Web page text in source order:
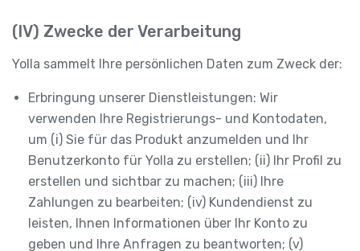
(IV) Zwecke der Verarbeitung
Yolla sammelt Ihre persönlichen Daten zum Zweck der:
Erbringung unserer Dienstleistungen: Wir
verwenden Ihre Registrierungs- und Kontodaten,
um (i) Sie für das Produkt anzumelden und Ihr
Benutzerkonto für Yolla zu erstellen; (ii) Ihr Profil zu
erstellen und sichtbar zu machen; (iii) Ihre
Zahlungen zu bearbeiten; (iv) Kundendienst zu
leisten, Ihnen Informationen über Ihr Konto zu
geben und Ihre Anfragen zu beantworten; (v)